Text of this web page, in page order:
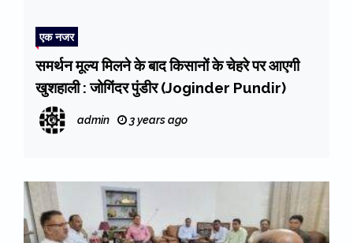
एक नजर
समर्थन मूल्य मिलने के बाद किसानों के चेहरे पर आएगी
खुशहाली : जोगिंदर पुंडीर (Joginder Pundir)
admin 3 years ago